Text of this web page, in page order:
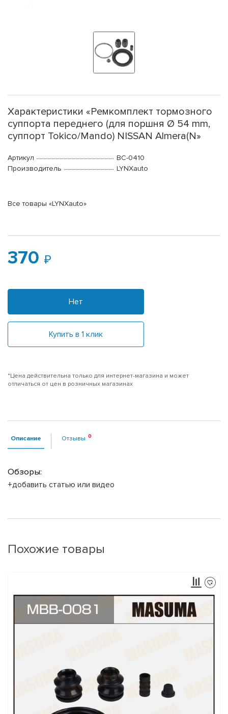
Характеристики «Ремкомплект тормозного
суппорта переднего (для поршня Ø 54 mm,
суппорт Tokico/Mando) NISSAN Almera(N»
Артикул
BC-0410
Производитель
LYNXauto
Все товары «LYNXauto»
370
Нет
Купить в 1 клик
*Цена действительна только для интернет-магазина и может
отличаться от цен в розничных магазинах
Описание Отзывы
Обзоры:
+добавить статью или видео
Похожие товары